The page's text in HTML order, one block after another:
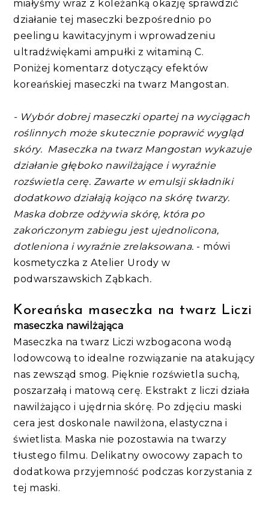
miałyśmy wraz z koleżanką okazję sprawdzić
działanie tej maseczki bezpośrednio po
peelingu kawitacyjnym i wprowadzeniu
ultradźwiękami ampułki z witaminą C.
Poniżej komentarz dotyczący efektów
koreańskiej maseczki na twarz Mangostan.
- Wybór dobrej maseczki opartej na wyciągach
roślinnych może skutecznie poprawić wygląd
skóry. Maseczka na twarz Mangostan wykazuje
działanie głęboko nawilżające i wyraźnie
rozświetla cerę. Zawarte w emulsji składniki
dodatkowo działają kojąco na skórę twarzy.
Maska dobrze odżywia skórę, która po
zakończonym zabiegu jest ujednolicona,
dotleniona i wyraźnie zrelaksowana. - mówi
kosmetyczka z Atelier Urody w
podwarszawskich Ząbkach.
Koreańska maseczka na twarz Liczi
maseczka nawilżająca
Maseczka na twarz Liczi wzbogacona wodą
lodowcową to idealne rozwiązanie na atakujący
nas zewsząd smog. Pięknie rozświetla suchą,
poszarzałą i matową cerę. Ekstrakt z liczi działa
nawilżająco i ujędrnia skórę. Po zdjęciu maski
cera jest doskonale nawilżona, elastyczna i
świetlista. Maska nie pozostawia na twarzy
tłustego filmu. Delikatny owocowy zapach to
dodatkowa przyjemność podczas korzystania z
tej maski.